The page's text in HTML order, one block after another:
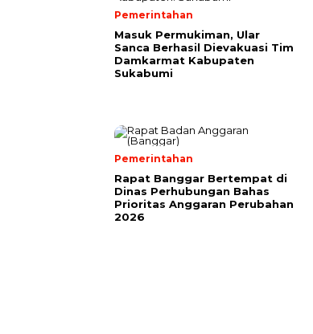
Pemerintahan
Masuk Permukiman, Ular
Sanca Berhasil Dievakuasi Tim
Damkarmat Kabupaten
Sukabumi
Pemerintahan
Rapat Banggar Bertempat di
Dinas Perhubungan Bahas
Prioritas Anggaran Perubahan
2026